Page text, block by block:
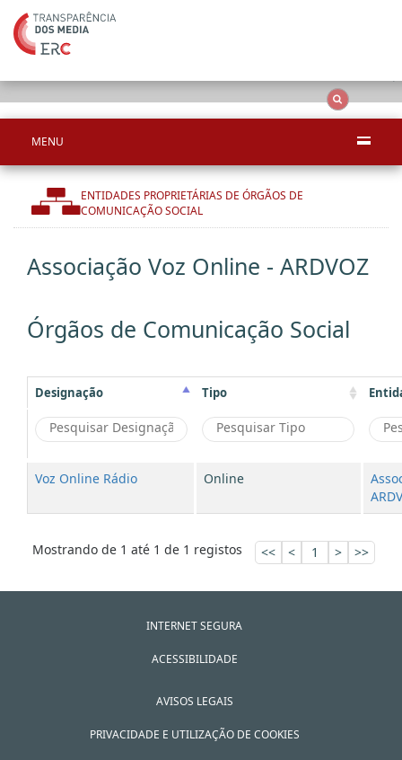
MENU
ENTIDADES PROPRIETÁRIAS DE ÓRGÃOS DE
COMUNICAÇÃO SOCIAL
Associação Voz Online - ARDVOZ
Órgãos de Comunicação Social
Designação Tipo
Voz Online Rádio Online
Mostrando de 1 até 1 de 1 registos << < 1 > >>
INTERNET SEGURA
ACESSIBILIDADE
AVISOS LEGAIS
PRIVACIDADE E UTILIZAÇÃO DE COOKIES